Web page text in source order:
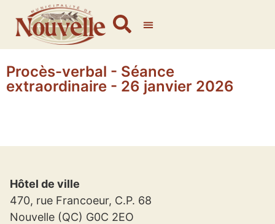
Procès-verbal - Séance
extraordinaire - 26 janvier 2026
Hôtel de ville
470, rue Francoeur, C.P. 68
Nouvelle (QC) G0C 2EO